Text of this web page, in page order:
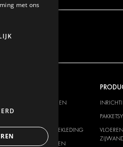
INRICHTINGSSYSTEMEN
VLOER EN ZIJWANDBEKLEDING
ELEKTRISCHE SYSTEMEN
met ons